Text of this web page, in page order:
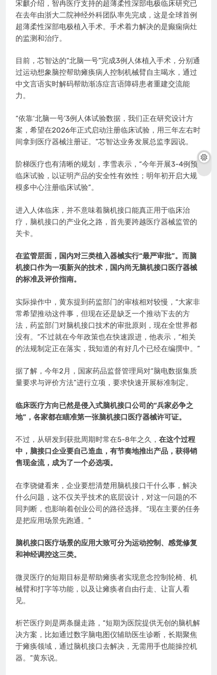
宋麒介绍，智冉医疗支持的超薄柔性深部电极临床研究已
在去年由浙大二院神经外科团队率先完成，这是全球首例
超薄柔性深部电极植入手术。手术着力解决的是癫痫病灶
的监测和治疗。
目前，芯智达的“北脑一号”完成3例人体植入手术，分别通
过运动想象脑控帮助瘫痪病人控制机械臂自主喝水，通过
中文言语实时解码帮助渐冻症言语障碍患者重建交流能
力。
“依靠‘北脑一号’3例人体试验数据，我们正在研究设计方
案，希望在2026年正式启动注册临床试验，用三年左右时
间拿到医疗器械注册证。”芯智达业务发展总监李园说。
阶梯医疗也有清晰的规划，李雪表示，“今年开展3-4例预
临床试验，以证明产品的安全性有效性；明年初开启大规
模多中心注册临床试验”。
进入人体临床，并不意味着脑机接口能真正用于临床治
疗，脑机接口的产业化之路，首先要跨越医疗器械监管的
关卡。
在监管层面，国内对三类植入器械实行“最严审批”。而脑
机接口作为一项新兴的技术，国内尚无脑机接口医疗器械
的标准及评价指南。
实际操作中，黄东提到药监部门的审核相对较慢，“大家非
常希望推动这件事，但现在还是缺乏一个推动下去的方
法，药监部门对脑机接口技术的审批原则，现在全世界都
没有。”不过就在今年政策也在快速跟进，他表示，“相关
的法规制定正在落实，我知道的有好几个已经在编撰中。”
据了解，今年2月，国家药品监督管理局对“脑电数据集质
量要求与评价方法”进行立项，要求快速开展标准制定。
临床医疗方向已然是侵入式脑机接口公司的“兵家必争之
地”，各家都在瞄准第一张脑机接口医疗器械许可证。
不过，从研发到获批周期时常在5-8年之久， 在这个过程
中，脑接口企业要自己造血，有节奏地推出产品，获得销
售现金流，成为了一个必选项。
在李骁健看来，企业要想清楚用脑机接口干什么事，解决
什么问题，这不仅关乎技术的底层设计，对这一问题的不
同判断，也影响着创业公司的路径选择。“现在主要的任务
是把应用场景先跑通。”
脑机接口医疗场景的应用大致可分为运动控制、感觉修复
和神经调控这三类。
微灵医疗的短期目标是帮助瘫痪者实现意念控制轮椅、机
械臂和打字等功能，以及让瘫痪者自由行走、让盲人看
见。
析芒医疗则是两条腿走路，“短期为医院提供无创的脑机解
决方案，比如通过数字脑电图仪辅助医生诊断，长期聚焦
于瘫痪领域，通过脑机接口去解决，无需用手也能操控机
器。”黄东说。